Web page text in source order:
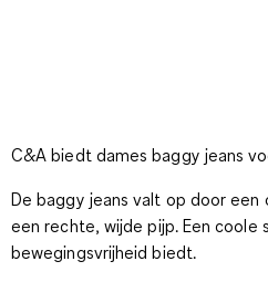
C&A biedt dames baggy jeans
De baggy jeans valt op door
een rechte, wijde pijp. Een coole
bewegingsvrijheid biedt.